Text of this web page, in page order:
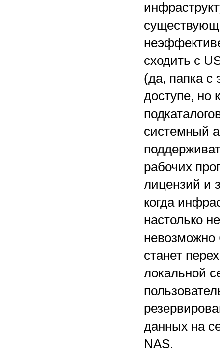
сходить с
(да, папка с
доступе, но
системный
рабочих
лицензий и
когда
настолько
невозможно
станет
локальной
данных на
NAS.